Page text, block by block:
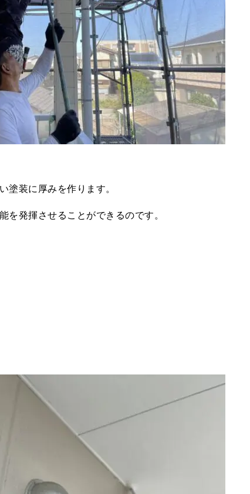
塗装に厚みを作ります。
を発揮させることができるのです。